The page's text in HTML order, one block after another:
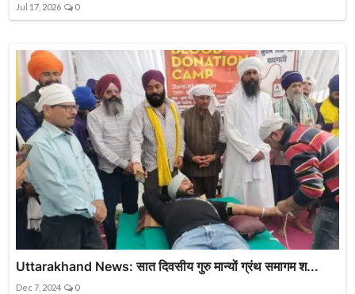
Jul 17, 2026 0
Uttarakhand News: सात दिवसीय गुरु मान्यों ग्रंथ समागम श...
Dec 7, 2024 0